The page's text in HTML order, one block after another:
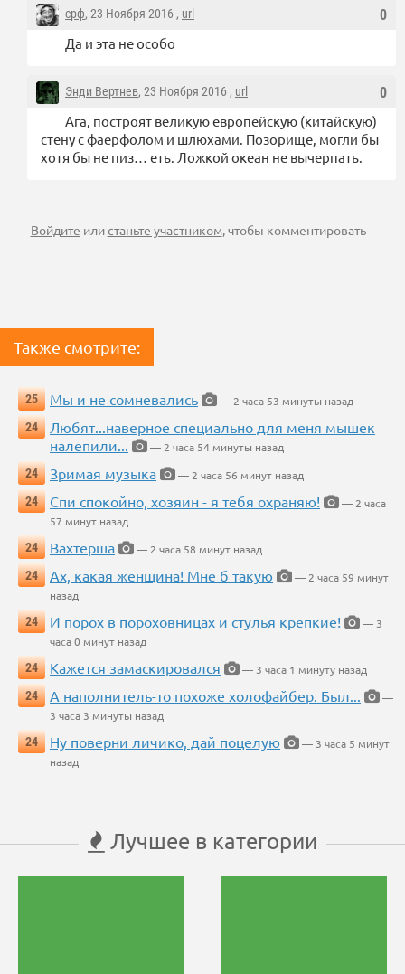
0
срф, 23 Ноября 2016 , url
Да и эта не особо
0
Энди Вертнев, 23 Ноября 2016 , url
Ага, построят великую европейскую (китайскую)
стену с фаерфолом и шлюхами. Позорище, могли бы
хотя бы не пиз… еть. Ложкой океан не вычерпать.
Войдите илистаньте участником, чтобы комментировать
Также смотрите:
25 Мы и не сомневались
— 2 часа 53 минуты назад
24
Любят...наверное специально для меня мышек
налепили...
— 2 часа 54 минуты назад
24
Зримая музыка
— 2 часа 56 минут назад
24
Спи спокойно, хозяин - я тебя охраняю!
— 2 часа
57 минут назад
24
Вахтерша
— 2 часа 58 минут назад
24
Ах, какая женщина! Мне б такую
— 2 часа 59 минут
назад
24
И порох в пороховницах и стулья крепкие!
— 3
часа 0 минут назад
24
Кажется замаскировался
— 3 часа 1 минуту назад
24
А наполнитель-то похоже холофайбер. Был...
—
3 часа 3 минуты назад
24
Ну поверни личико, дай поцелую
— 3 часа 5 минут
назад
Лучшее в категории